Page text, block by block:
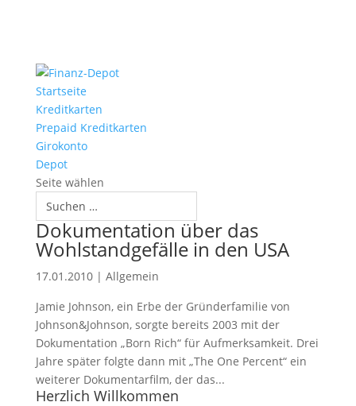
Startseite
Kreditkarten
Prepaid Kreditkarten
Girokonto
Depot
Seite wählen
Dokumentation über das
Wohlstandgefälle in den USA
17.01.2010| Allgemein
Jamie Johnson, ein Erbe der Gründerfamilie von
Johnson&Johnson, sorgte bereits 2003 mit der
Dokumentation „Born Rich“ für Aufmerksamkeit. Drei
Jahre später folgte dann mit „The One Percent“ ein
weiterer Dokumentarfilm, der das...
Herzlich Willkommen